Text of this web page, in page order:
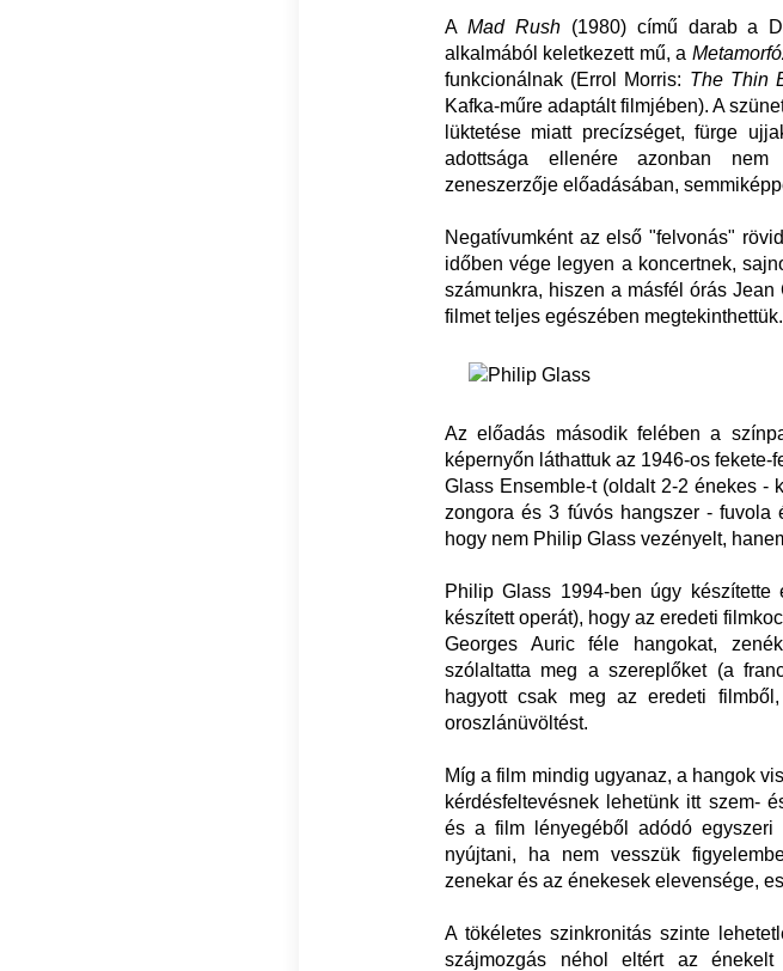
A Mad Rush(1980) című darab a
alkalmából keletkezett mű, a
funkcionálnak (Errol Morris: The Thin
Kafka-műre adaptált filmjében). A
lüktetése miatt precízséget, fürge
adottsága ellenére azonban
zeneszerzője előadásában,
Negatívumként az első "felvonás"
időben vége legyen a koncertnek,
számunkra, hiszen a másfél órás
filmet teljes egészében megtekinthettük.
Az előadás második felében a
képernyőn láthattuk az 1946-os
Glass Ensemble-t (oldalt 2-2 énekes -
zongora és 3 fúvós hangszer - fuvola
hogy nem Philip Glass vezényelt,
Philip Glass 1994-ben úgy
készített operát), hogy az eredeti
Georges Auric féle hangokat,
szólaltatta meg a szereplőket (a
hagyott csak meg az eredeti
oroszlánüvöltést.
Míg a film mindig ugyanaz, a hangok
kérdésfeltevésnek lehetünk itt szem-
és a film lényegéből adódó
nyújtani, ha nem vesszük
zenekar és az énekesek elevensége,
A tökéletes szinkronitás szinte
szájmozgás néhol eltért az